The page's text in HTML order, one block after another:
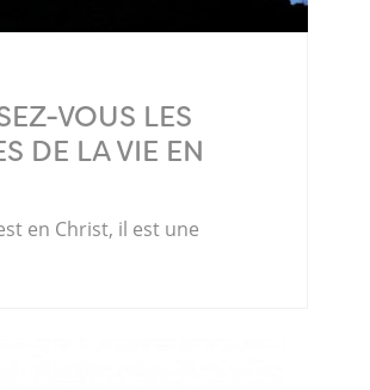
VOUS LES
DE LA VIE EN
en Christ, il est une